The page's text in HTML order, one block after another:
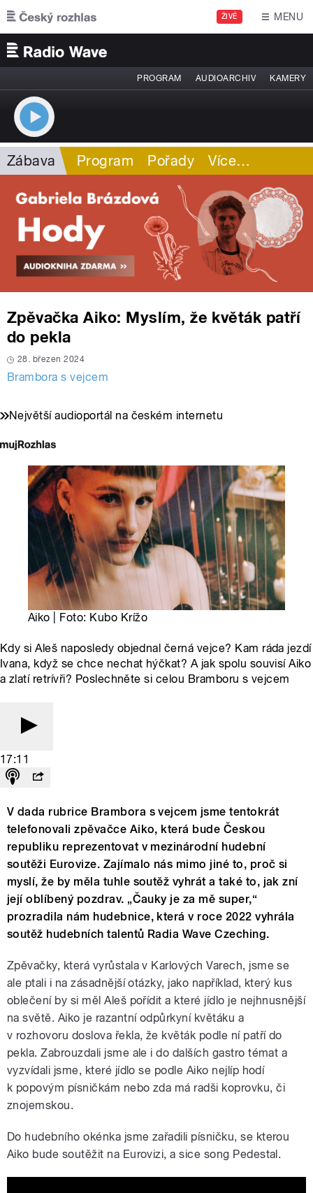
Přejít k hlavnímu obsahu
ŽIVĚ MENU
PROGRAM AUDIOARCHIV KAMERY
Zábava Program Pořady Více…
Zpěvačka Aiko: Myslím, že květák patří
do pekla
28. březen 2024
Brambora s vejcem
Největší audioportál na českém internetu
Aiko | Foto: Kubo Krížo
Kdy si Aleš naposledy objednal černá vejce? Kam ráda jezdí
Ivana, když se chce nechat hýčkat? A jak spolu souvisí Aiko
a zlatí retrívři? Poslechněte si celou Bramboru s vejcem
17:11
V dada rubrice Brambora s vejcem jsme tentokrát
telefonovali zpěvačce Aiko, která bude Českou
republiku reprezentovat v mezinárodní hudební
soutěži Eurovize. Zajímalo nás mimo jiné to, proč si
myslí, že by měla tuhle soutěž vyhrát a také to, jak zní
její oblíbený pozdrav. „Čauky je za mě super,“
prozradila nám hudebnice, která v roce 2022 vyhrála
soutěž hudebních talentů Radia Wave Czeching.
Zpěvačky, která vyrůstala v Karlových Varech, jsme se
ale ptali i na zásadnější otázky, jako například, který kus
oblečení by si měl Aleš pořídit a které jídlo je nejhnusnější
na světě. Aiko je razantní odpůrkyní květáku a
v rozhovoru doslova řekla, že květák podle ní patří do
pekla. Zabrouzdali jsme ale i do dalších gastro témat a
vyzvídali jsme, které jídlo se podle Aiko nejlíp hodí
k popovým písničkám nebo zda má radši koprovku, či
znojemskou.
Do hudebního okénka jsme zařadili písničku, se kterou
Aiko bude soutěžit na Eurovizi, a sice song Pedestal.